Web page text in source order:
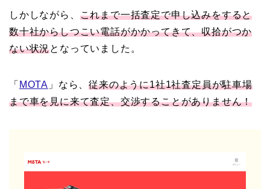
しかしながら、 これまで一括査定で申し込みをすると
数十社からしつこい電話がかかってきて、収拾がつか
ない状況となっていました。
「 MOTA 」なら、従来のように1社1社査定員が駐車場
まで車を見に来て査定、交渉することがありません！